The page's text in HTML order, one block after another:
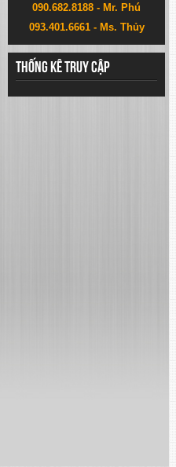
090.682.8188 - Mr. Phú
093.401.6661 - Ms. Thủy
Thống kê truy cập